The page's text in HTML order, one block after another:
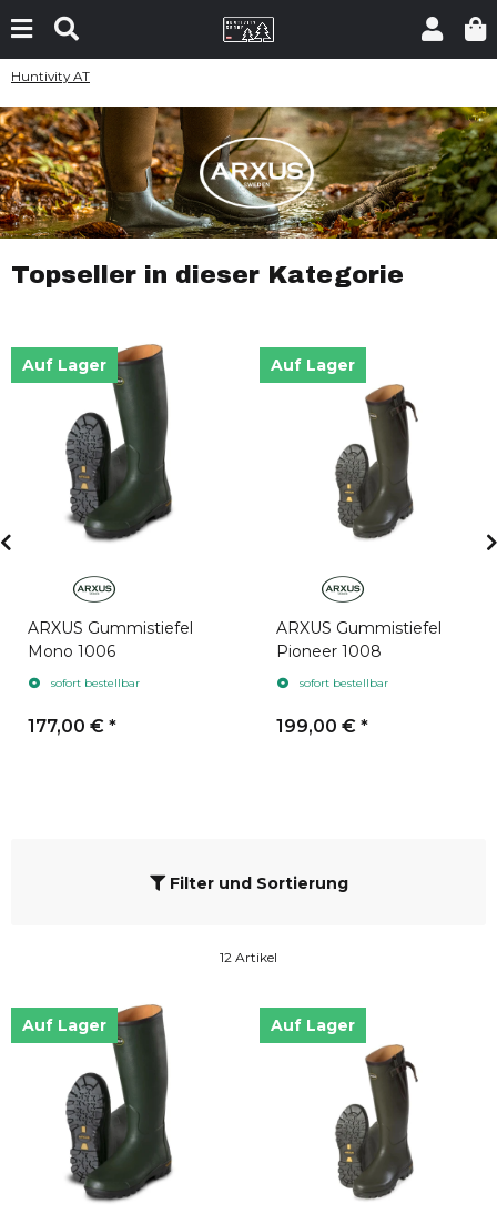
Huntivity AT
Topseller in dieser Kategorie
Auf Lager
ARXUS Gummistiefel
Mono 1006
sofort bestellbar
177,00 € *
Auf Lager
ARXUS Gummistiefel
Pioneer 1008
sofort bestellbar
199,00 € *
Filter und Sortierung
12 Artikel
Auf Lager Auf Lager